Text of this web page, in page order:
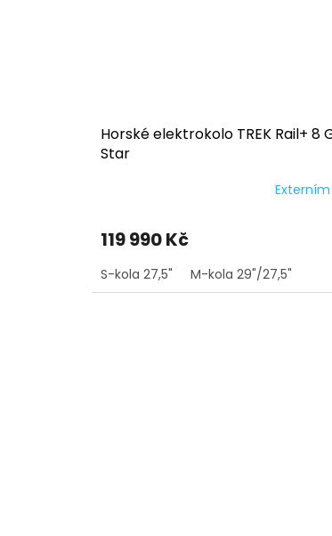
Horské elektrokolo TREK Rail+ 8
Star
119 990 Kč
S-kola 27,5" M-kola 29"/27,5"